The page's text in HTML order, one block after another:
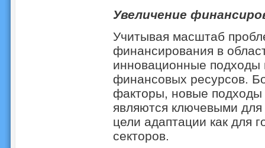
Увеличение
Учитывая масштаб
финансирования в
инновационные подходы
финансовых ресурсов.
факторы, новые
являются ключевыми
цели адаптации как для
секторов.